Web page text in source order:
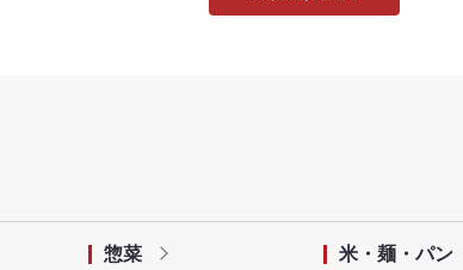
惣菜
米・麺・パン